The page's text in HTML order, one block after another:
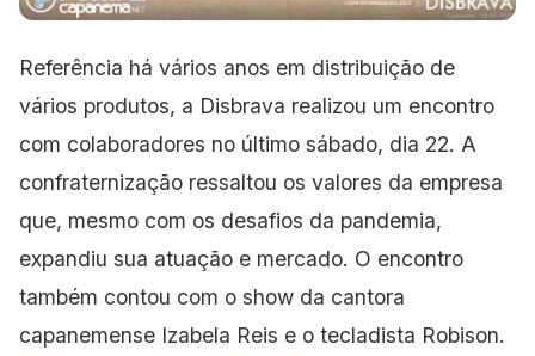
Referência há vários anos em distribuição de
vários produtos, a Disbrava realizou um encontro
com colaboradores no último sábado, dia 22. A
confraternização ressaltou os valores da empresa
que, mesmo com os desafios da pandemia,
expandiu sua atuação e mercado. O encontro
também contou com o show da cantora
capanemense Izabela Reis e o tecladista Robison.